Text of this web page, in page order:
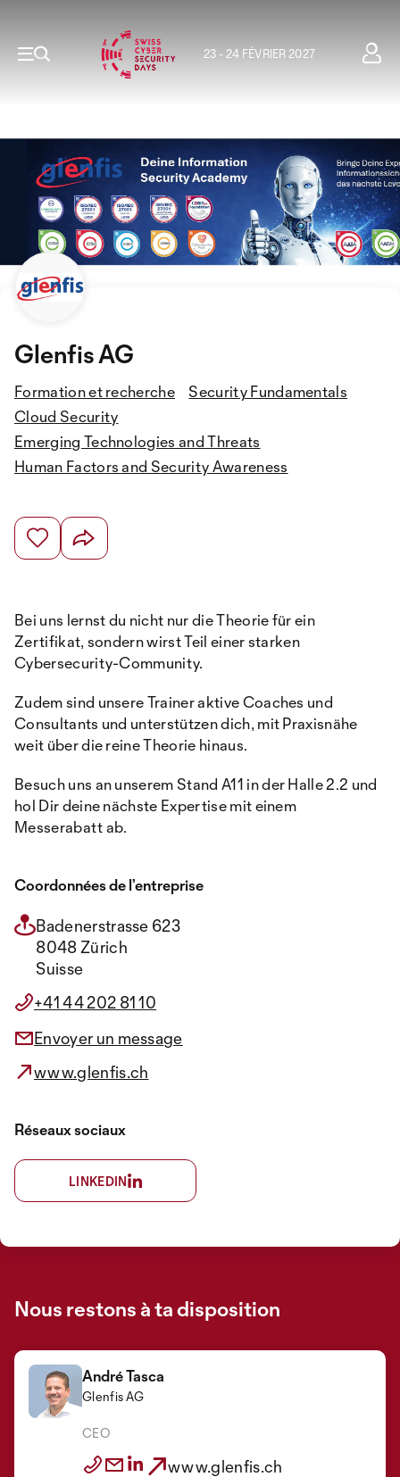
23 - 24 FÉVRIER 2027
Glenfis AG
Formation et recherche
Security Fundamentals
Cloud Security
Emerging Technologies and Threats
Human Factors and Security Awareness
Bei uns lernst du nicht nur die Theorie für ein
Zertifikat, sondern wirst Teil einer starken
Cybersecurity-Community.
Zudem sind unsere Trainer aktive Coaches und
Consultants und unterstützen dich, mit Praxisnähe
weit über die reine Theorie hinaus.
Besuch uns an unserem Stand A11 in der Halle 2.2 und
hol Dir deine nächste Expertise mit einem
Messerabatt ab.
Coordonnées de l’entreprise
Badenerstrasse 623
8048 Zürich
Suisse
+41 44 202 81 10
Envoyer un message
www.glenfis.ch
Réseaux sociaux
LINKEDIN
Nous restons à ta disposition
André Tasca
Glenfis AG
CEO
www.glenfis.ch